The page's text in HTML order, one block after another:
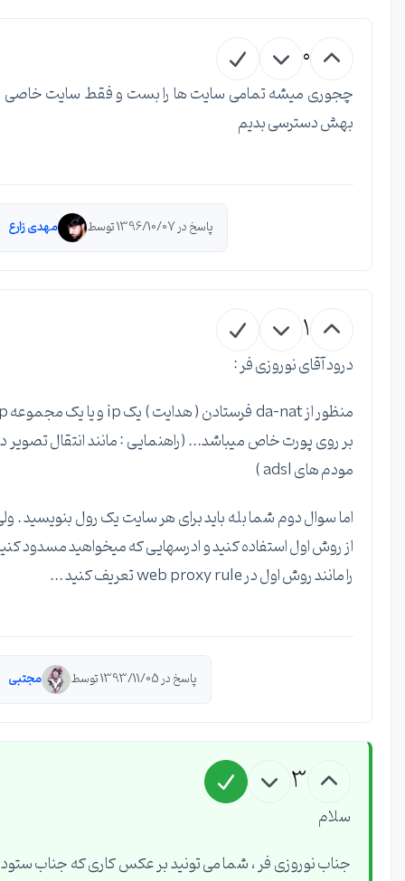
چجوری میشه تمامی سایت ها را بست و فقط سایت خاصی را
بهش دسترسی بدیم
مهدی زارع
درود آقای نوروزی فر :
منظور از da-nat فرستادن ( هدایت ) یک ip و یا یک مجموعه ip
بر روی پورت خاص میباشد... (راهنمایی : مانند انتقال تصویر در
مودم های adsl )
اما سوال دوم شما بله باید برای هر سایت یک رول بنویسید . ولی
از روش اول استفاده کنید و ادرسهایی که میخواهید مسدود کنید
را مانند روش اول در web proxy rule تعریف کنید ...
مجتبی
3
جناب نوروزی فر ، شما می تونید بر عکس کاری که جناب ستوده